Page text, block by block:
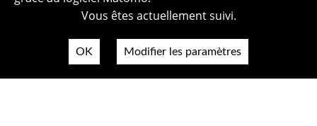
Vous êtes actuellement suivi.
OK Modifier les paramètres